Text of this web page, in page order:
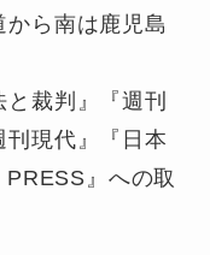
から南は鹿児島
裁判』『週刊
刊現代』『日本
』への取